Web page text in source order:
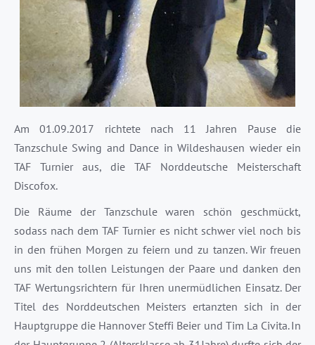
Am 01.09.2017 richtete nach 11 Jahren Pause die
Tanzschule Swing and Dance in Wildeshausen wieder ein
TAF Turnier aus, die TAF Norddeutsche Meisterschaft
Discofox.
Die Räume der Tanzschule waren schön geschmückt,
sodass nach dem TAF Turnier es nicht schwer viel noch bis
in den frühen Morgen zu feiern und zu tanzen. Wir freuen
uns mit den tollen Leistungen der Paare und danken den
TAF Wertungsrichtern für Ihren unermüdlichen Einsatz. Der
Titel des Norddeutschen Meisters ertanzten sich in der
Hauptgruppe die Hannover Steffi Beier und Tim La Civita. In